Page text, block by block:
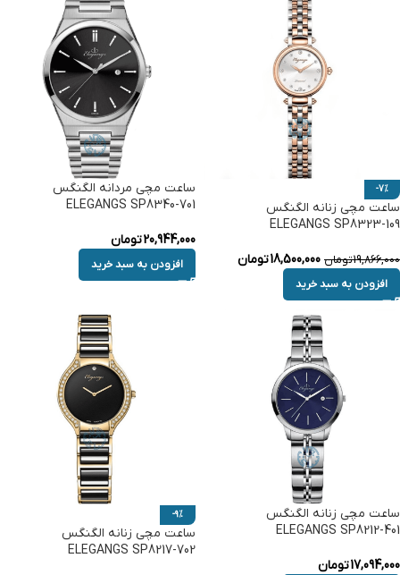
-7%
ساعت مچی زنانه الگنگس
ELEGANGS SP8323-109
19,866,000تومان 18,500,000تومان
افزودن به سبد خرید
ساعت مچی مردانه الگنگس
ELEGANGS SP8340-701
20,944,000تومان
افزودن به سبد خرید
ساعت مچی زنانه الگنگس
ELEGANGS SP8212-401
17,094,000تومان
-9%
ساعت مچی زنانه الگنگس
ELEGANGS SP8217-702